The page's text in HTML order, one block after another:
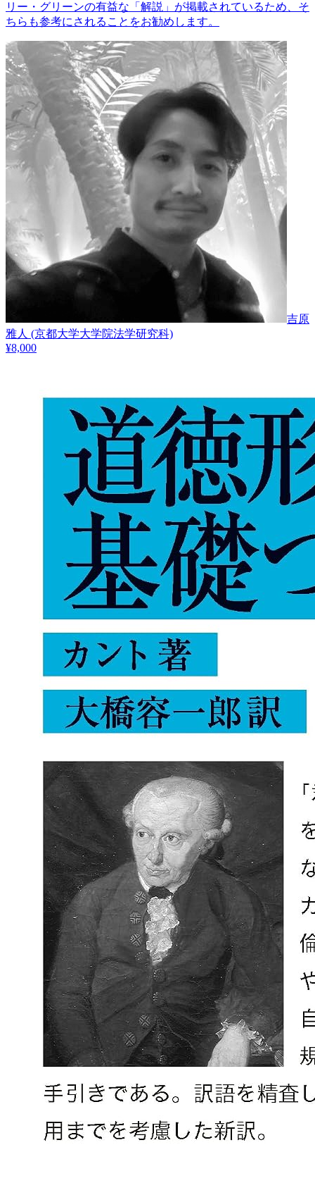
リー・グリーンの有益な「解説」が掲載されているため、そ
ちらも参考にされることをお勧めします。
吉原
雅人 (京都大学大学院法学研究科)
¥8,000